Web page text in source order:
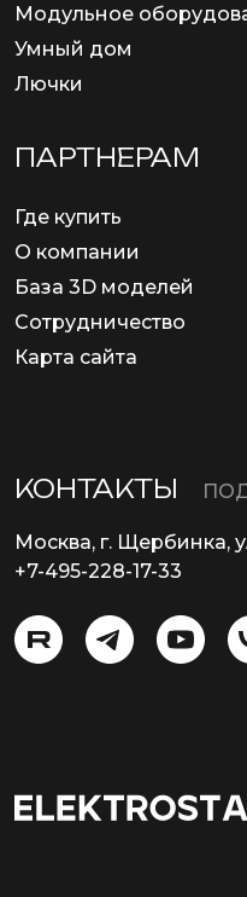
Модульное
Умный дом
Лючки
ПАРТНЕРАМ
Где купить
О компании
База 3D моделей
Сотрудничество
Карта сайта
КОНТАКТЫ
Москва, г. Щербинка,
+7-495-228-17-33